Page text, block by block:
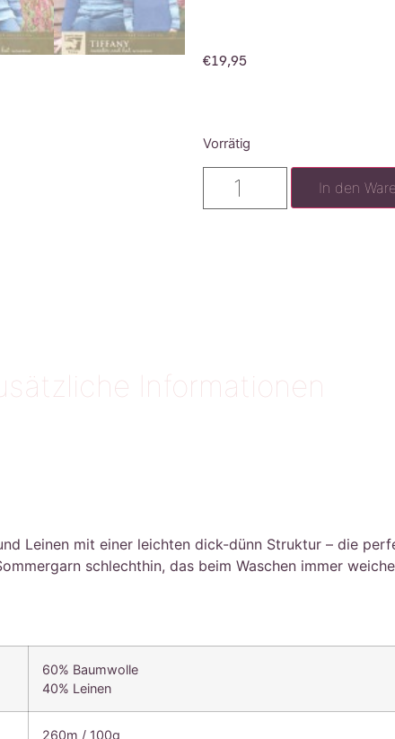
€19,95
Vorrätig
In den
Informationen
Leinen mit einer leichten dick-dünn Struktur – die
schlechthin, das beim Waschen immer
60% Baumwolle
40% Leinen
260m / 100g